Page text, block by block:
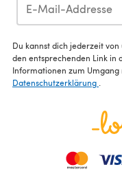
Du kannst dich jederzeit
den entsprechenden Link in
Informationen zum
Datenschutzerklärung